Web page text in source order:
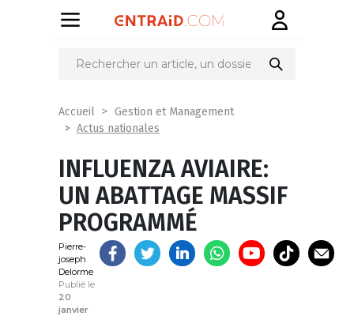
Partager
Accueil
Gestion et Management
Actus nationales
INFLUENZA AVIAIRE:
UN ABATTAGE MASSIF
PROGRAMMÉ
Pierre-
joseph
Delorme
Publié le
20
janvier